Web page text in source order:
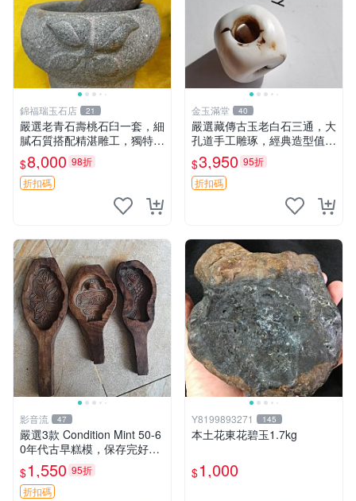
錦福瑞玉石店 21
嚴選老青石壽桃石臼一套，細
膩石質搭配精湛雕工，獨特造
型與厚重質感，適合收藏与使
用。壽桃 石臼 古法制qus
$8,000 98折
折扣碼
金玉滿堂 40
嚴選藏傳古玉老白石三通，大
孔道手工雕琢，經典造型值得
收藏，直徑1.38cm對孔1.22c
m高1.24cm 古玉 三通 玉器
$3,950 95折
折扣碼
影音流 47
嚴選3款 Condition Mint 50-6
0年代古早糕模，保存完好請
詳觀圖片，購前建議檢查，售
後恕不退換。老糕模 古董模
子 糕點模具
$1,550 95折
折扣碼
Y8199893271 145
本土花東花碧玉1.7kg
$1,000